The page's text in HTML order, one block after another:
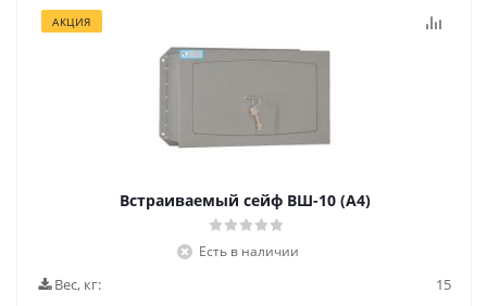
АКЦИЯ
Встраиваемый сейф ВШ-10 (А4)
Есть в наличии
Вес, кг: 15